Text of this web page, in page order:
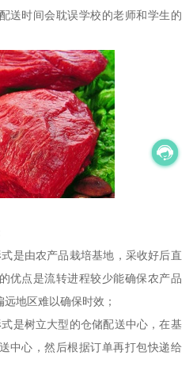
送时间会耽误学校的老师和学生的
是由农产品栽培基地，采收好后直
优点是流转进程较少能确保农产品
地区难以确保时效；
是树立大型的仓储配送中心，在基
中心，然后根据订单再打包快递给